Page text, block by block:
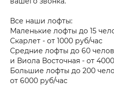
Все наши лофты:
Маленькие лофты до 15
Скарлет - от 1000 руб/час
Средние лофты до 60
и Виола Восточная - от
Большие лофты до 200
от 6000 руб/час